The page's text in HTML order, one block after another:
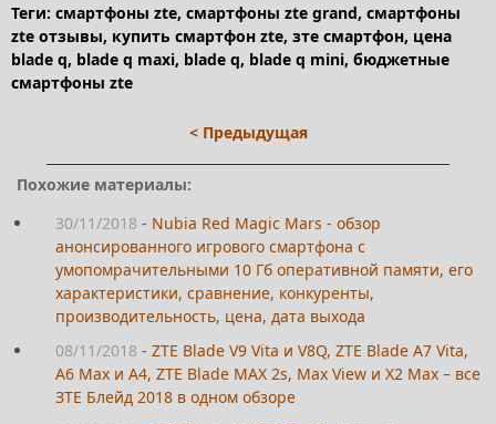
Теги: смартфоны zte, смартфоны zte grand, смартфоны
zte отзывы, купить смартфон zte, зте смартфон, цена
blade q, blade q maxi, blade q, blade q mini, бюджетные
смартфоны zte
< Предыдущая
Похожие материалы:
30/11/2018 - Nubia Red Magic Mars - обзор
анонсированного игрового смартфона с
умопомрачительными 10 Гб оперативной памяти, его
характеристики, сравнение, конкуренты,
производительность, цена, дата выхода
08/11/2018 - ZTE Blade V9 Vita и V8Q, ZTE Blade A7 Vita,
A6 Max и A4, ZTE Blade MAX 2s, Max View и X2 Max – все
ЗТЕ Блейд 2018 в одном обзоре